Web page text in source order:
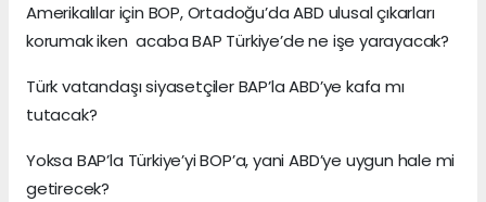
Amerikalılar için BOP, Ortadoğu’da ABD ulusal çıkarları
korumak iken acaba BAP Türkiye’de ne işe yarayacak?
Türk vatandaşı siyasetçiler BAP’la ABD’ye kafa mı
tutacak?
Yoksa BAP’la Türkiye’yi BOP’a, yani ABD’ye uygun hale mi
getirecek?